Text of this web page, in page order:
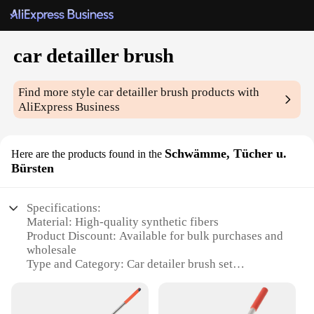
car detailler brush
Find more stylecar detailler brush products with
AliExpress Business
Here are the products found in the Schwämme, Tücher u.
Bürsten
Specifications:
Material: High-quality synthetic fibers
Product Discount: Available for bulk purchases and
wholesale
Type and Category: Car detailer brush set
Usage and Purpose: Perfect for car interior and